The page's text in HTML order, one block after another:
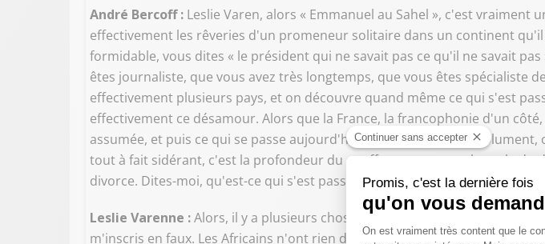
André Bercoff : Leslie Varen, alors « Emmanuel au Sahel », c'est
effectivement les rêveries d'un promeneur solitaire dans un continent
formidable, vous dites « le président qui ne savait pas ce qu'il ne savait
êtes journaliste, que vous avez très longtemps, que vous êtes spécialiste
effectivement plusieurs pays, et on découvre quand même ce qui s'est
effectivement ce désamour. Alors que la France, la francophonie d'un
assumée, et puis ce qui se passe aujourd'hui. Alors ce qui est
tout à fait sidérant, c'est la profondeur du gouffre et presque abyssale du
divorce. Dites-moi, qu'est-ce qui s'est passé, qu'est-ce qui fait qu'on en est
Leslie Varenne :Alors, il y a plusieurs choses sur ce sujet-là. D'abord, on
m'inscris en faux. Les Africains n'ont rien d'anti-français. Ils rejettent la